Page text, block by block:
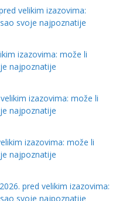
velikim izazovima:
svoje najpoznatije
izazovima: može li
najpoznatije
izazovima: može li
najpoznatije
izazovima: može li
najpoznatije
pred velikim izazovima:
svoje najpoznatije